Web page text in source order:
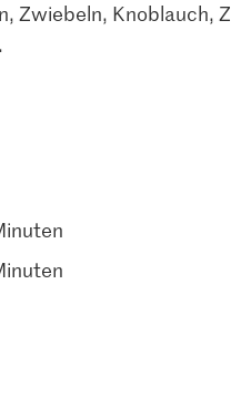
Zwiebeln, Knoblauch,